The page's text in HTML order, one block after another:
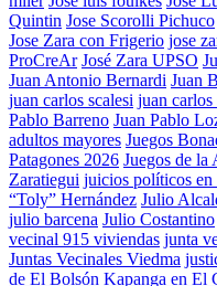
Quintin Jose Scorolli Pichuco
Jose Zara con Frigerio jose
ProCreAr José Zara UPSO
Juan Antonio Bernardi Juan
juan carlos scalesi juan carlos
Pablo Barreno Juan Pablo
adultos mayores Juegos
Patagones 2026 Juegos de la
Zaratiegui juicios políticos
“Toly” Hernández Julio
julio barcena Julio Costantino
vecinal 915 viviendas junta
Juntas Vecinales Viedma
de El Bolsón Kapanga en El